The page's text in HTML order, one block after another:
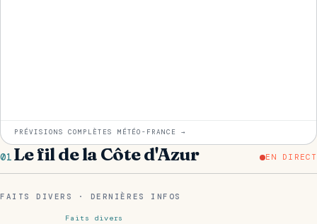
PRÉVISIONS COMPLÈTES MÉTÉO-FRANCE →
01 Le fil de la Côte d'Azur EN DIRECT
FAITS DIVERS · DERNIÈRES INFOS
Faits divers